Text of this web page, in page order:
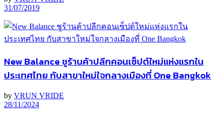
31/07/2019
New Balance ชูร้านค้าปลีกคอนเซ็ปต์ใหม่แห่งแรกใน
ประเทศไทย กับสาขาใหม่ใจกลางเมืองที่ One Bangkok
by VRUN VRIDE
28/11/2024